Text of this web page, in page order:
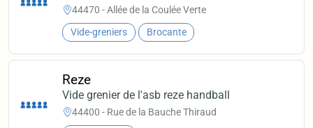
44470 - Allée de la Coulée Verte
Vide-greniers Brocante
Reze
Vide grenier de l'asb reze handball
44400 - Rue de la Bauche Thiraud